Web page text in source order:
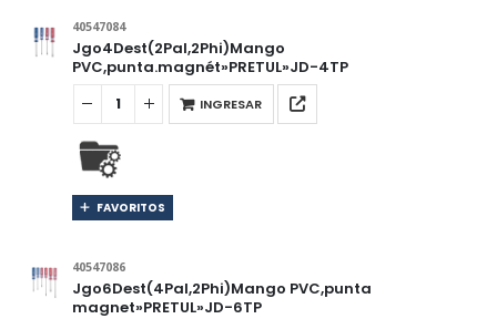
40547084
Jgo4Dest(2Pal,2Phi)Mango
PVC,punta.magnét»PRETUL»JD-4TP
INGRESAR
FAVORITOS
40547086
Jgo6Dest(4Pal,2Phi)Mango PVC,punta
magnet»PRETUL»JD-6TP